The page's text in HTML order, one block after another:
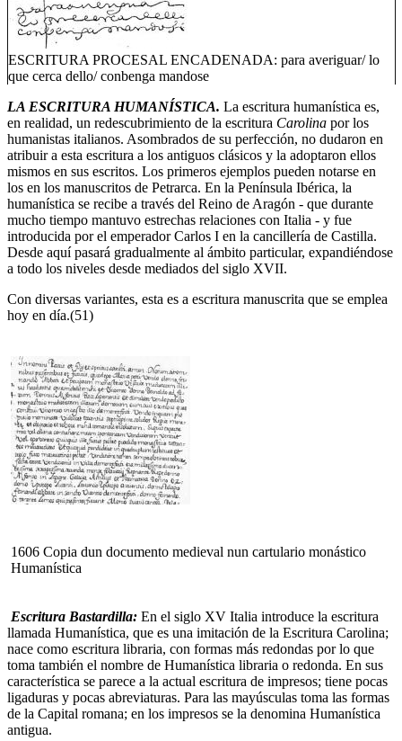
ESCRITURA PROCESAL ENCADENADA: para averiguar/ lo
que cerca dello/ conbenga mandose
LA ESCRITURA HUMANÍSTICA. La escritura humanística es,
en realidad, un redescubrimiento de la escritura Carolina por los
humanistas italianos. Asombrados de su perfección, no dudaron en
atribuir a esta escritura a los antiguos clásicos y la adoptaron ellos
mismos en sus escritos. Los primeros ejemplos pueden notarse en
los en los manuscritos de Petrarca. En la Península Ibérica, la
humanística se recibe a través del Reino de Aragón - que durante
mucho tiempo mantuvo estrechas relaciones con Italia - y fue
introducida por el emperador Carlos I en la cancillería de Castilla.
Desde aquí pasará gradualmente al ámbito particular, expandiéndose
a todo los niveles desde mediados del siglo XVII.
Con diversas variantes, esta es a escritura manuscrita que se emplea
hoy en día.(51)
1606 Copia dun documento medieval nun cartulario monástico
Humanística
Escritura Bastardilla: En el siglo XV Italia introduce la escritura
llamada Humanística, que es una imitación de la Escritura Carolina;
nace como escritura libraria, con formas más redondas por lo que
toma también el nombre de Humanística libraria o redonda. En sus
característica se parece a la actual escritura de impresos; tiene pocas
ligaduras y pocas abreviaturas. Para las mayúsculas toma las formas
de la Capital romana; en los impresos se la denomina Humanística
antigua.